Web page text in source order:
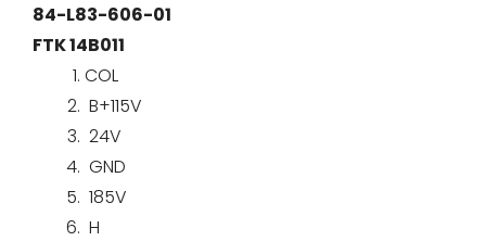
84-L83-606-01
FTK 14B011
COL
B+115V
24V
GND
185V
H